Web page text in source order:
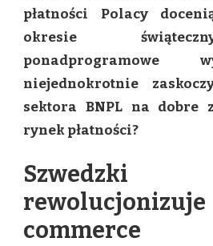
płatności Polacy
okresie
ponadprogramowe
niejednokrotnie
sektora BNPL na dobre
rynek płatności?
Szwedzki
commerce